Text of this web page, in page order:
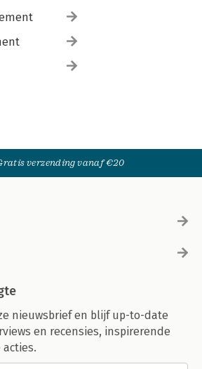
verzending vanaf €20
nieuwsbrief en blijf up-to-date
en recensies, inspirerende